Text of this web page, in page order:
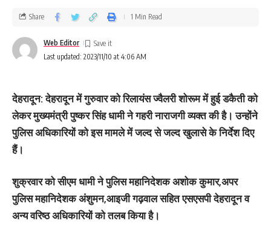
Last updated: 2023/11/10 at 4:06 AM
Web Editor
Share 1 Min Read
देहरादून: देहरादून में गुरुवार को रिलायंस ज्वैलरी शोरूम में हुई डकैती को
लेकर मुख्यमंत्री पुष्कर सिंह धामी ने गहरी नाराजगी व्यक्त की है। उन्होंने
पुलिस अधिकारियों को इस मामले में जल्द से जल्द खुलासे के निर्देश दिए
हैं।
शुक्रवार को सीएम धामी ने पुलिस महानिदेशक अशोक कुमार,अपर
पुलिस महानिदेशक अंशुमन,आइजी गढ़वाल सहित एसएसपी देहरादून व
अन्य वरिष्ठ अधिकारियों को तलब किया है।